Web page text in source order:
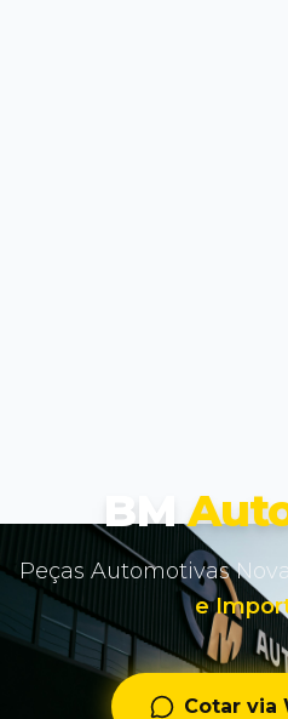
BM
Peças Automotivas
e
Cotar via